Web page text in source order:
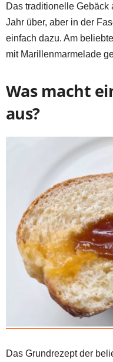
Das traditionelle Gebäck
Jahr über, aber in der
einfach dazu. Am
mit Marillenmarmelade
Was macht
aus?
Das Grundrezept der